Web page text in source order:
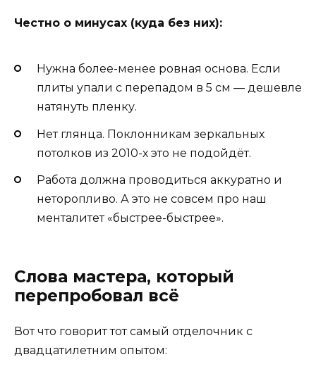
Честно о минусах (куда без них):
Нужна более-менее ровная основа. Если
плиты упали с перепадом в 5 см — дешевле
натянуть пленку.
Нет глянца. Поклонникам зеркальных
потолков из 2010-х это не подойдёт.
Работа должна проводиться аккуратно и
неторопливо. А это не совсем про наш
менталитет «быстрее-быстрее».
Слова мастера, который
перепробовал всё
Вот что говорит тот самый отделочник с
двадцатилетним опытом: